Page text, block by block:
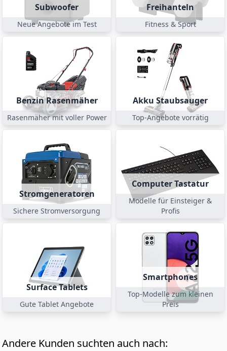
Subwoofer
Neue Angebote im Test
Freihanteln
Fitness & Sport
Benzin Rasenmäher
Rasenmäher mit voller Power
Akku Staubsauger
Top-Angebote vorrätig
Stromgeneratoren
Sichere Stromversorgung
Computer Tastatur
Modelle für Einsteiger &
Profis
Surface Tablets
Gute Tablet Angebote
Smartphones
Top-Modelle zum kleinen
Preis
Andere Kunden suchten auch nach: